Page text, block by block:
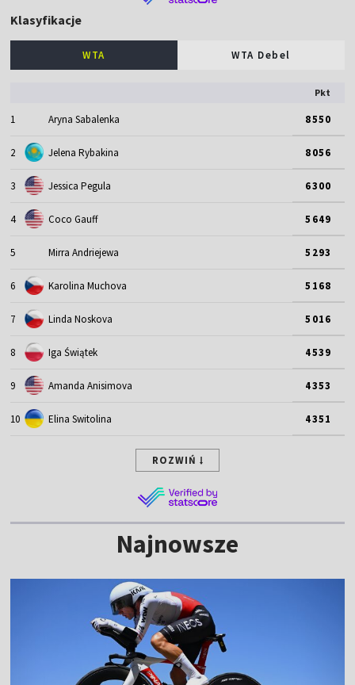
Klasyfikacje
WTA WTA Debel
Pkt
1 Aryna Sabalenka 8550
2 Jelena Rybakina 8056
3 Jessica Pegula 6300
4 Coco Gauff 5649
5 Mirra Andriejewa 5293
6 Karolina Muchova 5168
7 Linda Noskova 5016
8 Iga Świątek 4539
9 Amanda Anisimova 4353
10 Elina Switolina 4351
ROZWIŃ
Najnowsze